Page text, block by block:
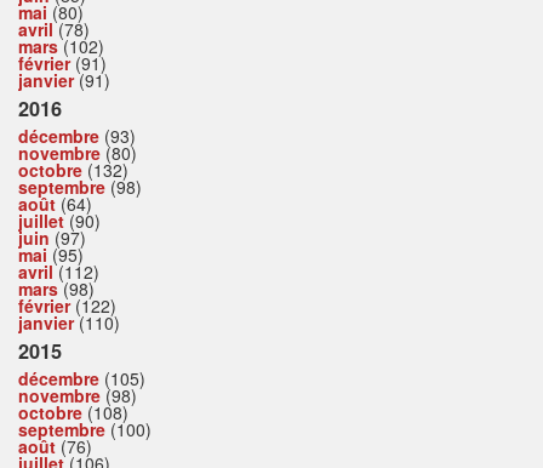
mai (80)
avril(78)
mars(102)
février(91)
janvier(91)
2016
décembre (93)
novembre (80)
octobre (132)
septembre (98)
août (64)
juillet(90)
juin (97)
mai (95)
avril(112)
mars(98)
février(122)
janvier(110)
2015
décembre (105)
novembre (98)
octobre (108)
septembre (100)
août (76)